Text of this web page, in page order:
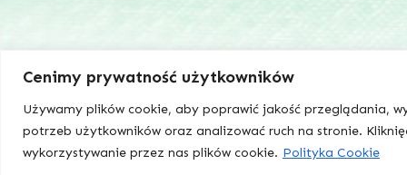
Cenimy prywatność użytkowników
Używamy plików cookie, aby poprawić jakość przeglądania,
potrzeb użytkowników oraz analizować ruch na stronie.
wykorzystywanie przez nas plików cookie. Polityka Cookie
BOJ Higiena | Posprzątajmy razem
Wszelkie prawa zastrzeżone